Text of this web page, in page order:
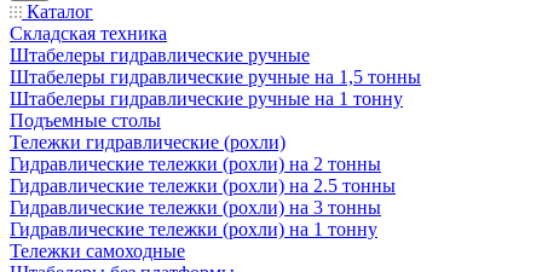
Каталог
Складская техника
Штабелеры гидравлические ручные
Штабелеры гидравлические ручные на 1,5 тонны
Штабелеры гидравлические ручные на 1 тонну
Подъемные столы
Тележки гидравлические (рохли)
Гидравлические тележки (рохли) на 2 тонны
Гидравлические тележки (рохли) на 2.5 тонны
Гидравлические тележки (рохли) на 3 тонны
Гидравлические тележки (рохли) на 1 тонну
Тележки самоходные